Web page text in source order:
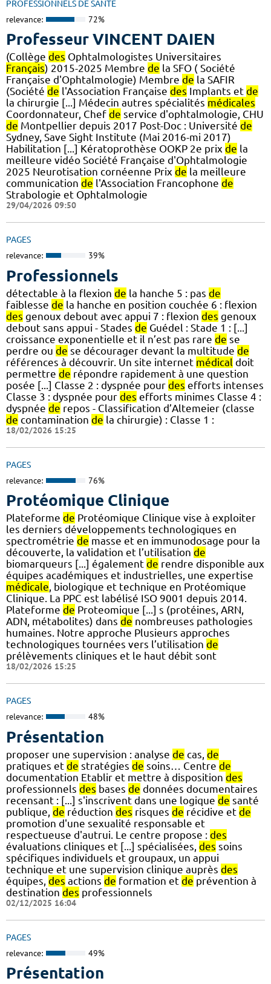
PROFESSIONNELS DE SANTÉ
relevance: 72%
Professeur VINCENT DAIEN
(Collège des Ophtalmologistes Universitaires
Français) 2015-2025 Membre de la SFO ( Société
Française d'Ophtalmologie) Membre de la SAFIR
(Société de l'Association Française des Implants et de
la chirurgie [...] Médecin autres spécialités médicales
Coordonnateur, Chef de service d'ophtalmologie, CHU
de Montpellier depuis 2017 Post-Doc : Université de
Sydney, Save Sight Institute (Mai 2016-mi 2017)
Habilitation [...] Kératoprothèse OOKP 2e prix de la
meilleure vidéo Société Française d'Ophtalmologie
2025 Neurotisation cornéenne Prix de la meilleure
communication de l'Association Francophone de
Strabologie et Ophtalmologie
29/04/2026 09:50
PAGES
relevance: 39%
Professionnels
détectable à la flexion de la hanche 5 : pas de
faiblesse de la hanche en position couchée 6 : flexion
des genoux debout avec appui 7 : flexion des genoux
debout sans appui - Stades de Guédel : Stade 1 : [...]
croissance exponentielle et il n’est pas rare de se
perdre ou de se décourager devant la multitude de
références à découvrir. Un site internet médical doit
permettre de répondre rapidement à une question
posée [...] Classe 2 : dyspnée pour des efforts intenses
Classe 3 : dyspnée pour des efforts minimes Classe 4 :
dyspnée de repos - Classification d’Altemeier (classe
de contamination de la chirurgie) : Classe 1 :
18/02/2026 15:25
PAGES
relevance: 76%
Protéomique Clinique
Plateforme de Protéomique Clinique vise à exploiter
les derniers développements technologiques en
spectrométrie de masse et en immunodosage pour la
découverte, la validation et l’utilisation de
biomarqueurs [...] également de rendre disponible aux
équipes académiques et industrielles, une expertise
médicale, biologique et technique en Protéomique
Clinique. La PPC est labélisé ISO 9001 depuis 2014.
Plateforme de Proteomique [...] s (protéines, ARN,
ADN, métabolites) dans de nombreuses pathologies
humaines. Notre approche Plusieurs approches
technologiques tournées vers l’utilisation de
prélèvements cliniques et le haut débit sont
18/02/2026 15:25
PAGES
relevance: 48%
Présentation
proposer une supervision : analyse de cas, de
pratiques et de stratégies de soins… Centre de
documentation Etablir et mettre à disposition des
professionnels des bases de données documentaires
recensant : [...] s'inscrivent dans une logique de santé
publique, de réduction des risques de récidive et de
promotion d'une sexualité responsable et
respectueuse d'autrui. Le centre propose : des
évaluations cliniques et [...] spécialisées, des soins
spécifiques individuels et groupaux, un appui
technique et une supervision clinique auprès des
équipes, des actions de formation et de prévention à
destination des professionnels
02/12/2025 16:04
PAGES
relevance: 49%
Présentation